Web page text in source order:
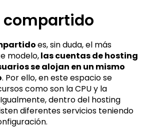
compartido
es, sin duda, el más
modelo,las cuentas de hosting
se alojan en un mismo
. Por ello, en este espacio se
como son la CPU y la
dentro del hosting
diferentes servicios teniendo